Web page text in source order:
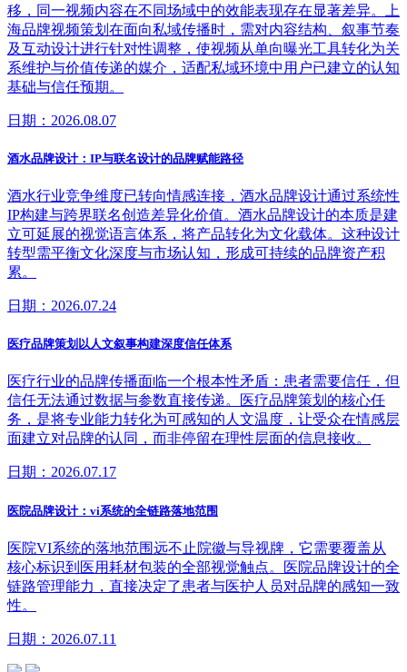
移，同一视频内容在不同场域中的效能表现存在显著差异。上
海品牌视频策划在面向私域传播时，需对内容结构、叙事节奏
及互动设计进行针对性调整，使视频从单向曝光工具转化为关
系维护与价值传递的媒介，适配私域环境中用户已建立的认知
基础与信任预期。
日期：2026.08.07
酒水品牌设计：IP与联名设计的品牌赋能路径
酒水行业竞争维度已转向情感连接，酒水品牌设计通过系统性
IP构建与跨界联名创造差异化价值。酒水品牌设计的本质是建
立可延展的视觉语言体系，将产品转化为文化载体。这种设计
转型需平衡文化深度与市场认知，形成可持续的品牌资产积
累。
日期：2026.07.24
医疗品牌策划以人文叙事构建深度信任体系
医疗行业的品牌传播面临一个根本性矛盾：患者需要信任，但
信任无法通过数据与参数直接传递。医疗品牌策划的核心任
务，是将专业能力转化为可感知的人文温度，让受众在情感层
面建立对品牌的认同，而非停留在理性层面的信息接收。
日期：2026.07.17
医院品牌设计：vi系统的全链路落地范围
医院VI系统的落地范围远不止院徽与导视牌，它需要覆盖从
核心标识到医用耗材包装的全部视觉触点。医院品牌设计的全
链路管理能力，直接决定了患者与医护人员对品牌的感知一致
性。
日期：2026.07.11